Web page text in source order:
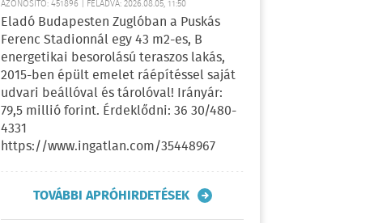
AZONOSÍTÓ: 451896 | FELADVA: 2026.08.05, 11:50
Eladó Budapesten Zuglóban a Puskás
Ferenc Stadionnál egy 43 m2-es, B
energetikai besorolású teraszos lakás,
2015-ben épült emelet ráépítéssel saját
udvari beállóval és tárolóval! Irányár:
79,5 millió forint. Érdeklődni: 36 30/480-
4331
https://www.ingatlan.com/35448967
TOVÁBBI APRÓHIRDETÉSEK